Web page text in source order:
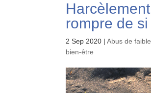
rompre de
2 Sep 2020 |Abus de
bien-être